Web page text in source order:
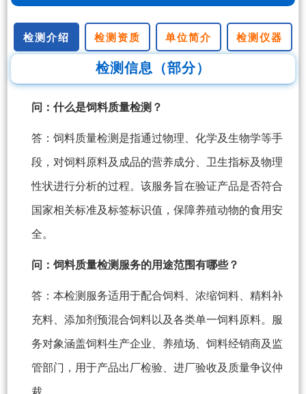
检测介绍 检测资质 单位简介 检测仪器
检测信息（部分）
问：什么是饲料质量检测？
答：饲料质量检测是指通过物理、化学及生物学等手
段，对饲料原料及成品的营养成分、卫生指标及物理
性状进行分析的过程。该服务旨在验证产品是否符合
国家相关标准及标签标识值，保障养殖动物的食用安
全。
问：饲料质量检测服务的用途范围有哪些？
答：本检测服务适用于配合饲料、浓缩饲料、精料补
充料、添加剂预混合饲料以及各类单一饲料原料。服
务对象涵盖饲料生产企业、养殖场、饲料经销商及监
管部门，用于产品出厂检验、进厂验收及质量争议仲